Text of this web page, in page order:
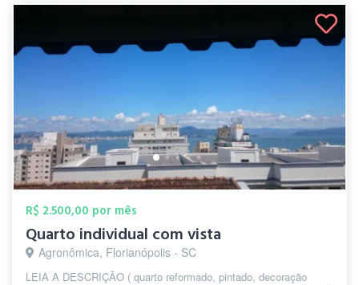
R$ 2.500,00 por mês
Quarto individual com vista
Agronômica, Florianópolis - SC
LEIA A DESCRIÇÃO ( quarto reformado, pintado, decoração